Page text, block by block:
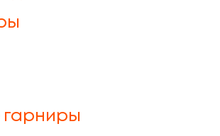
гарниры